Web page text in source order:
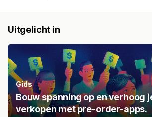
Uitgelicht in
Gids
Bouw spanning op en verhoog
verkopen met pre-order-apps.